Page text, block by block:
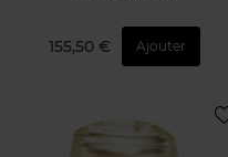
155,50 € Ajouter